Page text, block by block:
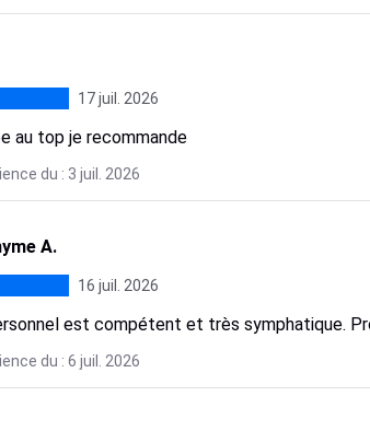
17 juil. 2026
au top je recommande
du : 3 juil. 2026
A.
16 juil. 2026
est compétent et très symphatique.
du : 6 juil. 2026